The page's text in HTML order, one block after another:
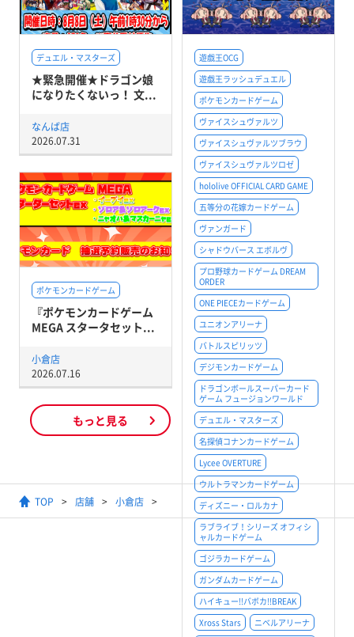
デュエル・マスターズ
★緊急開催★ドラゴン娘
になりたくないっ！ 文...
なんば店
2026.07.31
遊戯王OCG
遊戯王ラッシュデュエル
ポケモンカードゲーム
ヴァイスシュヴァルツ
ヴァイスシュヴァルツブラウ
ヴァイスシュヴァルツロゼ
hololive OFFICIAL CARD GAME
五等分の花嫁カードゲーム
ヴァンガード
シャドウバース エボルヴ
プロ野球カードゲーム DREAM
ORDER
ONE PIECEカードゲーム
ユニオンアリーナ
バトルスピリッツ
デジモンカードゲーム
ドラゴンボールスーパーカード
ゲーム フュージョンワールド
デュエル・マスターズ
名探偵コナンカードゲーム
Lycee OVERTURE
ウルトラマンカードゲーム
ディズニー・ロルカナ
ラブライブ！シリーズ オフィシ
ャルカードゲーム
ゴジラカードゲーム
ガンダムカードゲーム
ハイキュー!!バボカ!!BREAK
Xross Stars
ニベルアリーナ
ポケモンカードゲーム
『ポケモンカードゲーム
MEGA スタータセット...
小倉店
2026.07.16
もっと見る
TOP 店舗 小倉店 【デュエル・マスターズ】レジ